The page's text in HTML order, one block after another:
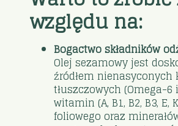
względu na:
Bogactwo składników
Olej sezamowy jest
źródłem nienasyconych
tłuszczowych (Omega-6
witamin (A, B1, B2, B3, E,
foliowego oraz